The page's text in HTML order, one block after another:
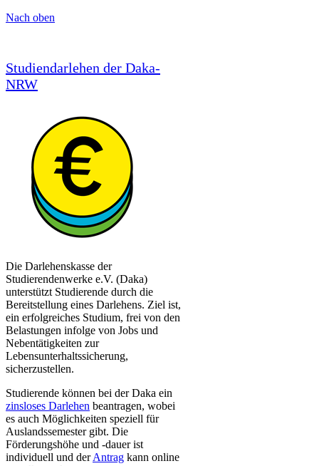
Nach oben​​​​​​
Studiendarlehen der Daka-
NRW
Die Darlehenskasse der
Studierendenwerke e.V. (Daka)
unterstützt Studierende durch die
Bereitstellung eines Darlehens. Ziel ist,
ein erfolgreiches Studium, frei von den
Belastungen infolge von Jobs und
Nebentätigkeiten zur
Lebensunterhaltssicherung,
sicherzustellen.
​​​Studierende können bei der Daka ein
zinsloses Darlehen​ beantragen, wobei
es auch Möglichkeiten speziell für
Auslandssemester gibt. Die
Förderungshöhe und -dauer ist
individuell und derAntrag​ kann online